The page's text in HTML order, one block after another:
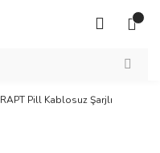
RAPT Pill Kablosuz Şarjlı